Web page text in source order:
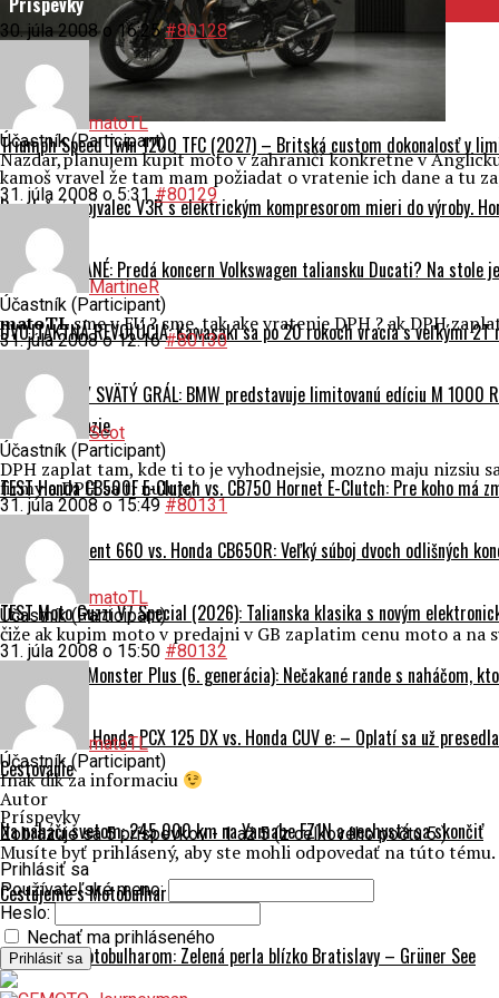
Triumph Speed Twin 1200 TFC (2027) – Britská custom dokonalosť v
Revolučný trojvalec V3R s elektrickým kompresorom mieri do výroby.
AKTUALIZOVANÉ: Predá koncern Volkswagen taliansku Ducati? Na
DVOJTAKTNÁ REVOLÚCIA: Kawasaki sa po 20 rokoch vracia s veľkými
ZBERATEĽSKÝ SVÄTÝ GRÁL: BMW predstavuje limitovanú edíciu M 1000
Testy a recenzie
TEST Honda CB500F E-Clutch vs. CB750 Hornet E-Clutch: Pre koho má
Triumph Trident 660 vs. Honda CB650R: Veľký súboj dvoch odlišných
TEST Moto Guzzi V7 Special (2026): Talianska klasika s novým
TEST Ducati Monster Plus (6. generácia): Nečakané rande s naháčom,
DUEL (2026): Honda PCX 125 DX vs. Honda CUV e: – Oplatí sa už
Cestovanie
Na naháči svetom: 245 000 km na Yamahe FZ1N a nechystá sa skončiť
Cestujeme s Motobulharom: Slovinsko
Rakúsko s Motobulharom: Zelená perla blízko Bratislavy – Grüner See
30. júla 2008 o 16:25 #80128
matoTL
Účastník (Participant)
Nazdar,planujem kupit moto v zahraničí konkretne v
kamoš vravel že tam mam požiadat o vratenie ich dane a tu
31. júla 2008 o 5:31 #80129
MartineR
Účastník (Participant)
matoTLsme v EU ? sme. tak ake vratenie DPH ? ak DPH
31. júla 2008 o 12:16 #80130
Scot
Účastník (Participant)
DPH zaplat tam, kde ti to je vyhodnejsie, mozno maju nizsiu
firmy a DPH sa ti nuluje/
31. júla 2008 o 15:49 #80131
matoTL
Účastník (Participant)
čiže ak kupim moto v predajni v GB zaplatim cenu moto a
31. júla 2008 o 15:50 #80132
matoTL
Účastník (Participant)
Inak dik za informaciu
Autor
Príspevky
Zobrazuje sa 5 príspevkov - 1 až 5 (z celkového počtu 5 )
Musíte byť prihlásený, aby ste mohli odpovedať na túto tému.
Prihlásiť sa
Používateľské meno:
Heslo:
Nechať ma prihláseného
Prihlásiť sa